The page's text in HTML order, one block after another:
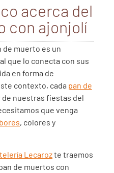
acerca del
con ajonjolí
de muerto es un
que lo conecta con sus
en forma de
contexto, cada pan de
nuestras fiestas del
que venga
, colores y
Lecarozte traemos
de muertos con